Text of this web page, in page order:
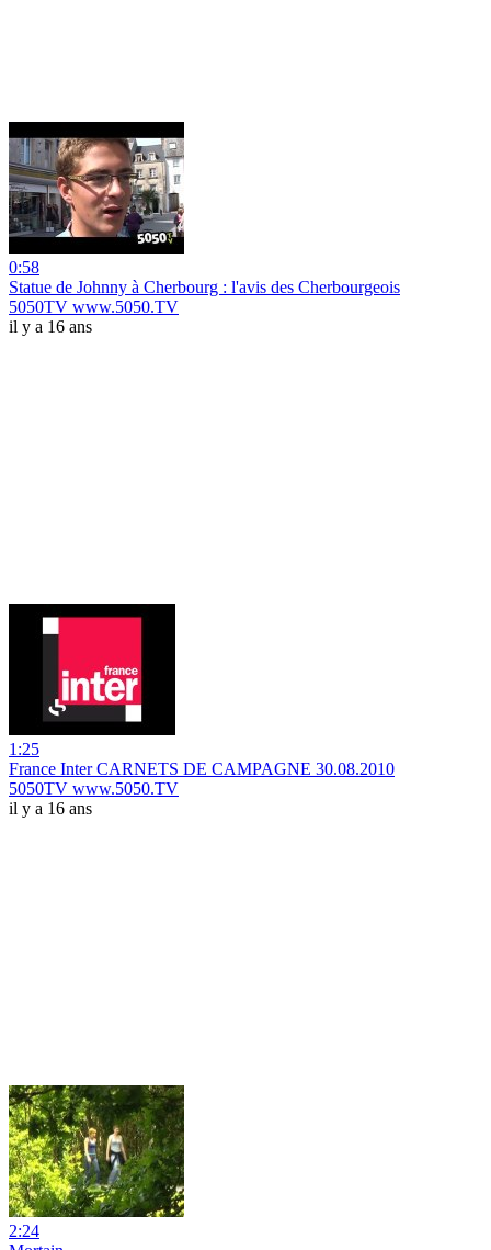
0:58
Statue de Johnny à Cherbourg : l'avis des Cherbourgeois
5050TV www.5050.TV
il y a 16 ans
1:25
France Inter CARNETS DE CAMPAGNE 30.08.2010
5050TV www.5050.TV
il y a 16 ans
2:24